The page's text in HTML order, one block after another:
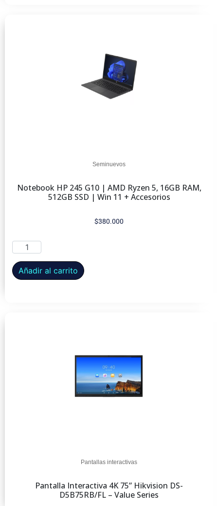
Seminuevos
Notebook HP 245 G10 | AMD Ryzen 5, 16GB RAM,
512GB SSD | Win 11 + Accesorios
$380.000
Añadir al carrito
Pantallas interactivas
Pantalla Interactiva 4K 75” Hikvision DS-
D5B75RB/FL – Value Series